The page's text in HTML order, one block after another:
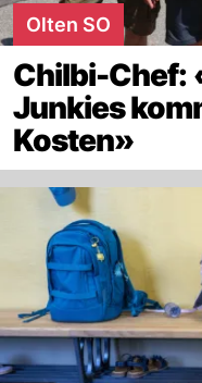
Olten SO
Chilbi-Chef:
Junkies
Kosten»